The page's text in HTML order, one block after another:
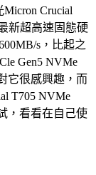
Crucial
新超高速固態硬
s，比起之
Gen5 NVMe
它很感興趣，而
T705 NVMe
，看看在自己使